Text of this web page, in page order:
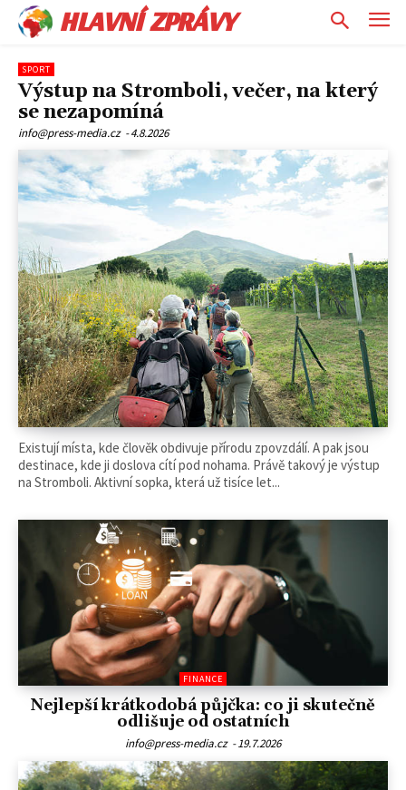
HLAVNÍ ZPRÁVY
SPORT
Výstup na Stromboli, večer, na který
se nezapomíná
info@press-media.cz -4.8.2026
Existují místa, kde člověk obdivuje přírodu zpovzdálí. A pak jsou
destinace, kde ji doslova cítí pod nohama. Právě takový je výstup
na Stromboli. Aktivní sopka, která už tisíce let...
FINANCE
Nejlepší krátkodobá půjčka: co ji skutečně
odlišuje od ostatních
info@press-media.cz -19.7.2026